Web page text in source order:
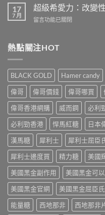
實
案
例、
學
風
到
聰
明
替
代
方
案
一
次
解
析〉
中
怎
辦？
鐘
法
＋
預
防
再
發，
完
整
略
一
次
看〉
中
次
吃
兩
而
什
麼
危
害：
從
劑
量、
副
用
到
死
線
的
完
拆
17
7 月
超級希愛力：改變
在
希
愛
改
變
性
功
能
障
礙
治
的
突
破
性
藥
物〉
中
留言功能已關閉
熱點關注HOT
BLACK GOLD Hamer candy
偉哥
偉哥價錢 偉哥哪買
偉哥香港網購
威而鋼 必利
必利勁香港
悍馬紅糖 日本
漢馬糖
犀利士 犀利士屈臣
犀利士邊度買
精力糖 美國
美國黑金副作用
美國黑金可
美國黑金官網
美國黑金屈臣氏
能量糖
西地那非 西地那非